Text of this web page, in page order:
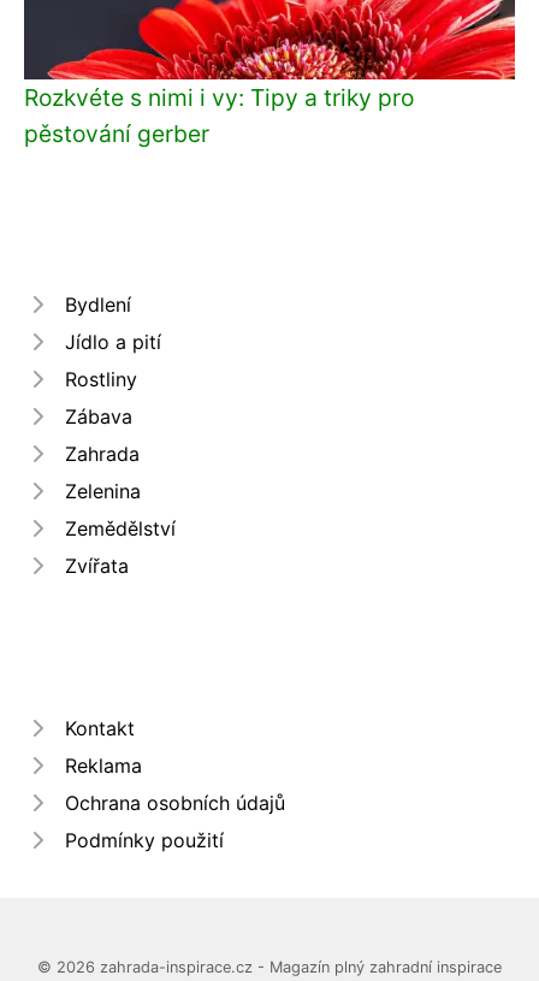
Rozkvéte s nimi i vy: Tipy a triky pro
pěstování gerber
Bydlení
Jídlo a pití
Rostliny
Zábava
Zahrada
Zelenina
Zemědělství
Zvířata
Kontakt
Reklama
Ochrana osobních údajů
Podmínky použití
© 2026 zahrada-inspirace.cz - Magazín plný zahradní inspirace